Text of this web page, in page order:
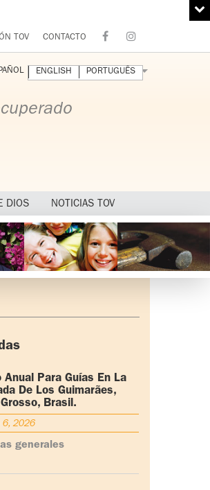
TOV CONTACTO
DIOS NOTICIAS TOV
ENGLISH PORTUGUÊS
Anual Para Guías En La
De Los Guimarães,
Mato Grosso, Brasil.
6, 2026
generales